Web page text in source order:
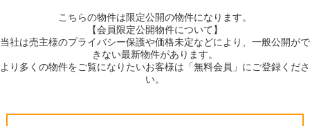
こちらの物件は限定公開の物件になります。
【会員限定公開物件について】
当社は売主様のプライバシー保護や価格未定などにより、一般公開がで
きない最新物件があります。
より多くの物件をご覧になりたいお客様は「無料会員」にご登録くださ
い。